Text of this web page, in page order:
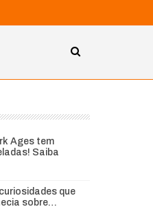
Ages tem
Saiba
que
sobre…